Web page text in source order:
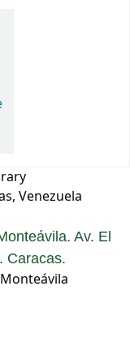
Venezuela
Av. El
Caracas.